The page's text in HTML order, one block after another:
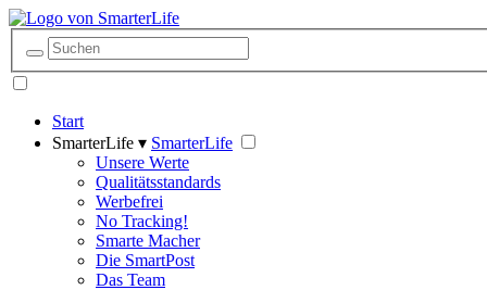
Start
SmarterLife ▾ SmarterLife
Unsere Werte
Qualitätsstandards
Werbefrei
No Tracking!
Smarte Macher
Die SmartPost
Das Team